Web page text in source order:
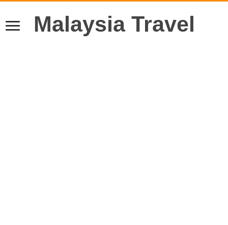
Malaysia Travel